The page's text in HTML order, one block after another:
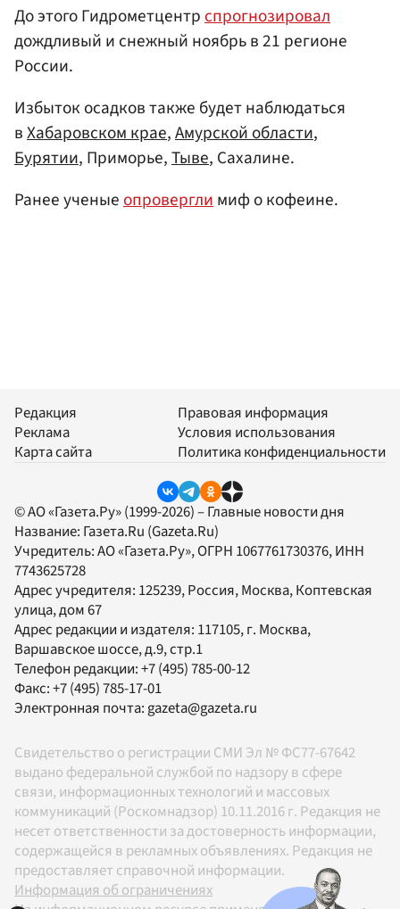
До этого Гидрометцентрспрогнозировал
дождливый и снежный ноябрь в 21 регионе
России.
Избыток осадков также будет наблюдаться
вХабаровском крае,Амурской области,
Бурятии, Приморье,Тыве, Сахалине.
Ранее ученыеопроверглимиф о кофеине.
Редакция
Реклама
Карта сайта
Правовая информация
Условия использования
Политика конфиденциальности
© АО «Газета.Ру» (1999-2026) – Главные новости дня
Название: Газета.Ru (Gazeta.Ru)
Учредитель:АО «Газета.Ру», ОГРН 1067761730376, ИНН
7743625728
Адрес учредителя: 125239, Россия, Москва, Коптевская
улица, дом 67
Адрес редакции и издателя: 117105, г. Москва,
Варшавское шоссе, д.9, стр.1
Телефон редакции:+7 (495) 785-00-12
Факс:+7 (495) 785-17-01
Электронная почта: gazeta@gazeta.ru
Свидетельство о регистрации СМИ Эл № ФС77-67642
выдано федеральной службой по надзору в сфере
связи, информационных технологий и массовых
коммуникаций (Роскомнадзор) 10.11.2016 г. Редакция не
несет ответственности за достоверность информации,
содержащейся в рекламных объявлениях. Редакция не
предоставляет справочной информации.
Информация об ограничениях